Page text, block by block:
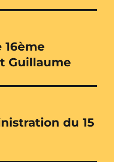
16ème
Guillaume
du 15